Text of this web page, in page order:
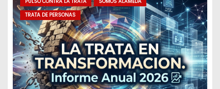
a
i
TRATA DE PERSONAS